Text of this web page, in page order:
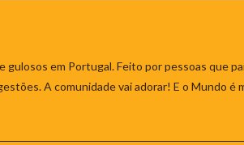
gulosos em Portugal. Feito por pessoas que
A comunidade vai adorar! E o Mundo é